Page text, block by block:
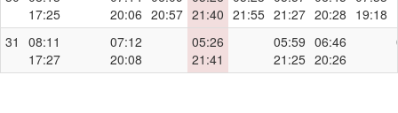
17:25
20:06 20:57 21:40 21:55 21:27 20:28 19:18
31
08:11
17:27
07:12
20:08
05:26
21:41
05:59
21:25
06:46
20:26